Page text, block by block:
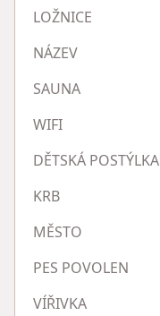
LOŽNICE
NÁZEV
SAUNA
WIFI
DĚTSKÁ POSTÝLKA
KRB
MĚSTO
PES POVOLEN
VÍŘIVKA